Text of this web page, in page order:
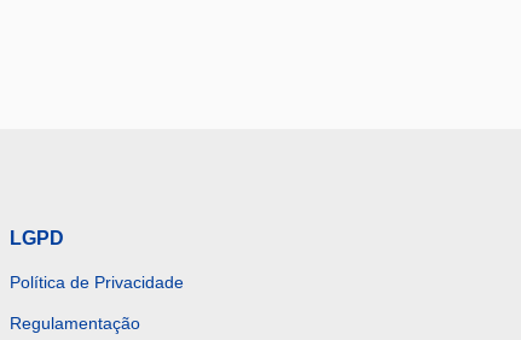
LGPD
Política de Privacidade
Regulamentação